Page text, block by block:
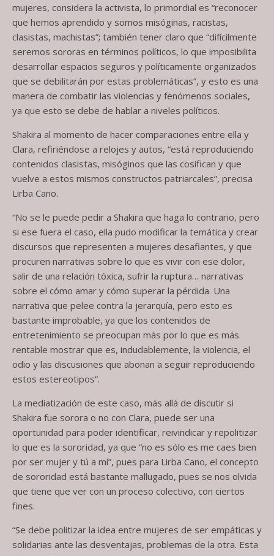
mujeres, considera la activista, lo primordial es “reconocer
que hemos aprendido y somos misóginas, racistas,
clasistas, machistas”; también tener claro que “difícilmente
seremos sororas en términos políticos, lo que imposibilita
desarrollar espacios seguros y políticamente organizados
que se debilitarán por estas problemáticas”, y esto es una
manera de combatir las violencias y fenómenos sociales,
ya que esto se debe de hablar a niveles políticos.
Shakira al momento de hacer comparaciones entre ella y
Clara, refiriéndose a relojes y autos, “está reproduciendo
contenidos clasistas, misóginos que las cosifican y que
vuelve a estos mismos constructos patriarcales”, precisa
Lirba Cano.
“No se le puede pedir a Shakira que haga lo contrario, pero
si ese fuera el caso, ella pudo modificar la temática y crear
discursos que representen a mujeres desafiantes, y que
procuren narrativas sobre lo que es vivir con ese dolor,
salir de una relación tóxica, sufrir la ruptura… narrativas
sobre el cómo amar y cómo superar la pérdida. Una
narrativa que pelee contra la jerarquía, pero esto es
bastante improbable, ya que los contenidos de
entretenimiento se preocupan más por lo que es más
rentable mostrar que es, indudablemente, la violencia, el
odio y las discusiones que abonan a seguir reproduciendo
estos estereotipos”.
La mediatización de este caso, más allá de discutir si
Shakira fue sorora o no con Clara, puede ser una
oportunidad para poder identificar, reivindicar y repolitizar
lo que es la sororidad, ya que “no es sólo es me caes bien
por ser mujer y tú a mí”, pues para Lirba Cano, el concepto
de sororidad está bastante mallugado, pues se nos olvida
que tiene que ver con un proceso colectivo, con ciertos
fines.
“Se debe politizar la idea entre mujeres de ser empáticas y
solidarias ante las desventajas, problemas de la otra. Esta